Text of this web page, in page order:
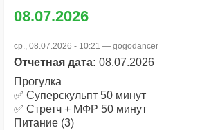
08.07.2026
ср., 08.07.2026 - 10:21 — gogodancer
Отчетная дата: 08.07.2026
Прогулка
✅ Суперскульпт 50 минут
✅ Стретч + МФР 50 минут
Питание (3)